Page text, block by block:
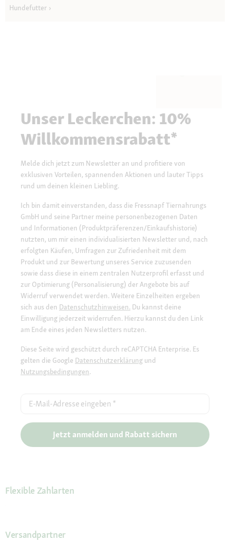
Hundefutter
Unser Leckerchen: 10%
Willkommensrabatt*
Melde dich jetzt zum Newsletter an und profitiere von
exklusiven Vorteilen, spannenden Aktionen und lauter Tipps
rund um deinen kleinen Liebling.
Ich bin damit einverstanden, dass die Fressnapf Tiernahrungs
GmbH und seine Partner meine personenbezogenen Daten
und Informationen (Produktpräferenzen/Einkaufshistorie)
nutzten, um mir einen individualisierten Newsletter und, nach
erfolgten Käufen, Umfragen zur Zufriedenheit mit dem
Produkt und zur Bewertung unseres Service zuzusenden
sowie dass diese in einem zentralen Nutzerprofil erfasst und
zur Optimierung (Personalisierung) der Angebote bis auf
Widerruf verwendet werden. Weitere Einzelheiten ergeben
sich aus den Datenschutzhinweisen. Du kannst deine
Einwilligung jederzeit widerrufen. Hierzu kannst du den Link
am Ende eines jeden Newsletters nutzen.
Diese Seite wird geschützt durch reCAPTCHA Enterprise. Es
gelten die Google Datenschutzerklärung und
Nutzungsbedingungen.
E-Mail-Adresse eingeben *
Jetzt anmelden und Rabatt sichern
Flexible Zahlarten
Versandpartner